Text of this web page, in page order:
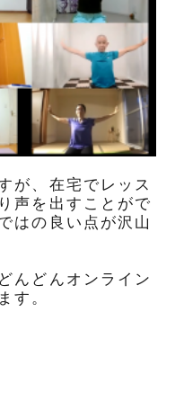
が、在宅でレッス
声を出すことがで
はの良い点が沢山
んどんオンライン
す。